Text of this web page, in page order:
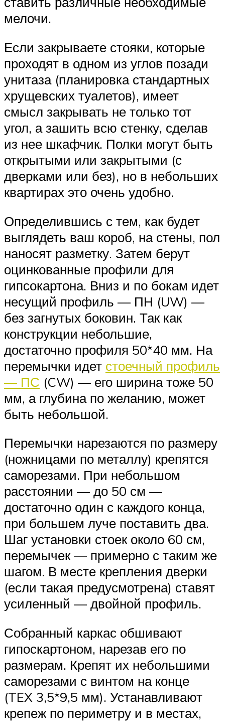
мелочи.
Если закрываете стояки, которые
проходят в одном из углов позади
унитаза (планировка стандартных
хрущевских туалетов), имеет
смысл закрывать не только тот
угол, а зашить всю стенку, сделав
из нее шкафчик. Полки могут быть
открытыми или закрытыми (с
дверками или без), но в небольших
квартирах это очень удобно.
Определившись с тем, как будет
выглядеть ваш короб, на стены, пол
наносят разметку. Затем берут
оцинкованные профили для
гипсокартона. Вниз и по бокам идет
несущий профиль — ПН (UW) —
без загнутых боковин. Так как
конструкции небольшие,
достаточно профиля 50*40 мм. На
перемычки идет стоечный профиль
— ПС (CW) — его ширина тоже 50
мм, а глубина по желанию, может
быть небольшой.
Перемычки нарезаются по размеру
(ножницами по металлу) крепятся
саморезами. При небольшом
расстоянии — до 50 см —
достаточно один с каждого конца,
при большем луче поставить два.
Шаг установки стоек около 60 см,
перемычек — примерно с таким же
шагом. В месте крепления дверки
(если такая предусмотрена) ставят
усиленный — двойной профиль.
Собранный каркас обшивают
гипоскартоном, нарезав его по
размерам. Крепят их небольшими
саморезами с винтом на конце
(TEX 3,5*9,5 мм). Устанавливают
крепеж по периметру и в местах,